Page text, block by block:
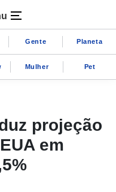
Gente Planeta
Mulher Pet
projeção
em